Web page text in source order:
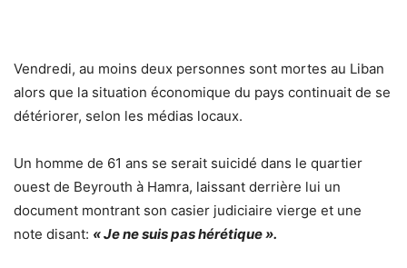
Vendredi, au moins deux personnes sont mortes au Liban
alors que la situation économique du pays continuait de se
détériorer, selon les médias locaux.
Un homme de 61 ans se serait suicidé dans le quartier
ouest de Beyrouth à Hamra, laissant derrière lui un
document montrant son casier judiciaire vierge et une
note disant: « Je ne suis pas hérétique ».